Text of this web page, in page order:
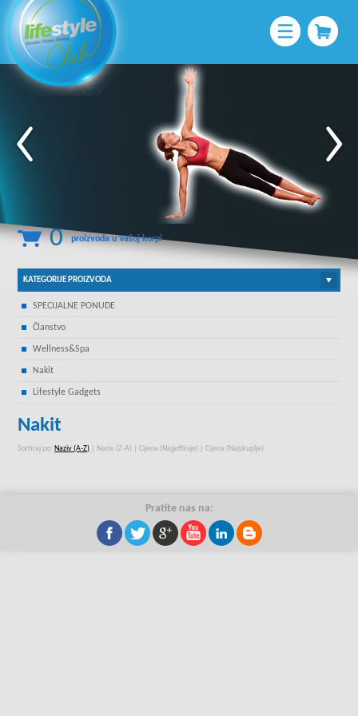
0 proizvoda u Vašoj korpi
KATEGORIJE PROIZVODA
SPECIJALNE PONUDE
Članstvo
Wellness&Spa
Nakit
Lifestyle Gadgets
Nakit
Sortiraj po: Naziv (A-Z) Naziv (Z-A) |Cijena (Najjeftinije) |Cijena (Najskuplje)
Pratite nas na: